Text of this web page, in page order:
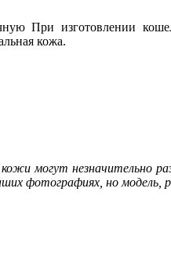
При изготовлении
кожа.
могут незначительно
фотографиях, но